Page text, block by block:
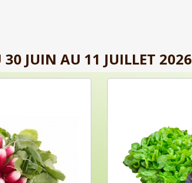
30 JUIN AU 11 JUILLET 2026